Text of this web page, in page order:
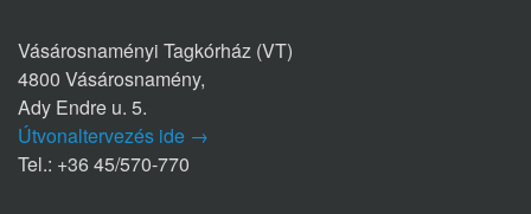
Vásárosnaményi Tagkórház (VT)
4800 Vásárosnamény,
Ady Endre u. 5.
Útvonaltervezés ide →
Tel.: +36 45/570-770